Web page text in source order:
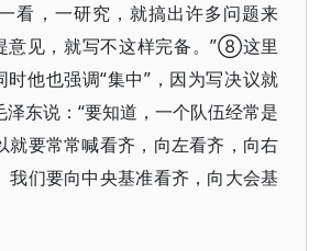
看，一研究，就搞出许多问题来
意见，就写不这样完备。”⑧这里
时他也强调“集中”，因为写决议就
东说：“要知道，一个队伍经常是
就要常常喊看齐，向左看齐，向右
我们要向中央基准看齐，向大会基